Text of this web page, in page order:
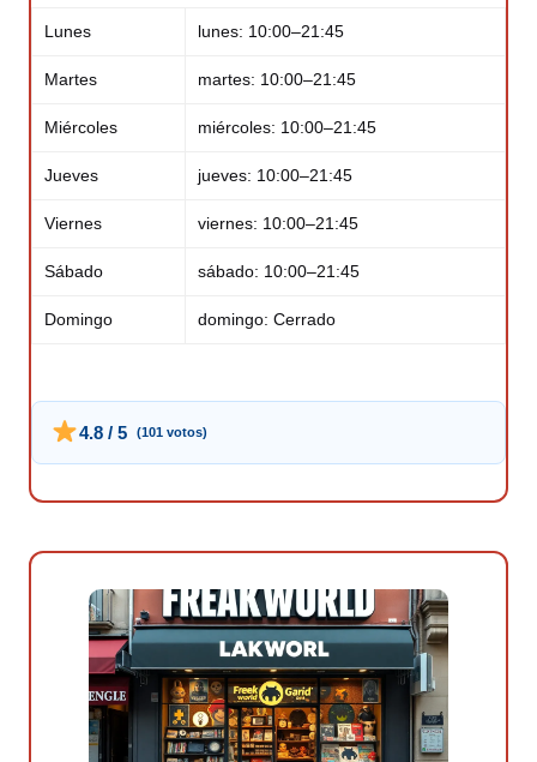
Lunes lunes: 10:00–21:45
Martes martes: 10:00–21:45
Miércoles miércoles: 10:00–21:45
Jueves jueves: 10:00–21:45
Viernes viernes: 10:00–21:45
Sábado sábado: 10:00–21:45
Domingo domingo: Cerrado
4.8 / 5 (101 votos)